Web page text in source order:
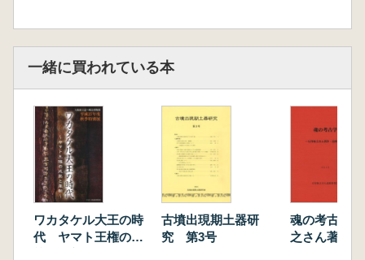
コラム5 縄文顔と弥生顔
特別コラム 小竹縄文人の生活習慣と労働痕
跡 桃井飛鳥
第3章 潟湖を望む丘のムラ 瀬尾晶太
第4章 ヒスイ海岸の縄文人(74～82・88中尾
智行、83～87塚本浩司、89～91瀬尾晶太)
コラム7 縄文人は右利き?
コラム8 神話の中の高志と出雲
コラム9 ヒスイの神秘と謎
一緒に買われている本
ワカタケル大王の時
代 ヤマト王権の成
古墳出現期土器研
究 第3号
魂の考古学
之さん著作